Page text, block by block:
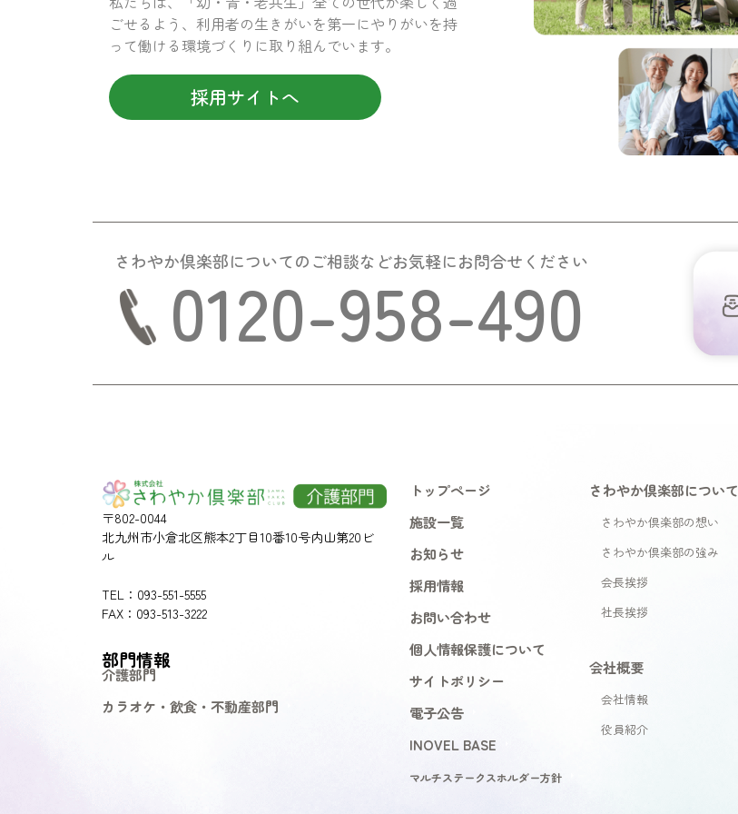
ごせるよう、利用者の生きがいを第一にやりがいを持
って働ける環境づくりに取り組んでいます。
採用サイトへ
さわやか倶楽部についてのご相談などお気軽にお問合せください
0120-958-490
〒802-0044
北九州市小倉北区熊本2丁目10番10号内山第20ビ
ル
TEL：093-551-5555
FAX：093-513-3222
部門情報
介護部門
カラオケ・飲食・不動産部門
トップページ
施設一覧
お知らせ
採用情報
お問い合わせ
個人情報保護について
サイトポリシー
電子公告
INOVEL BASE
マルチステークスホルダー方針
さわやか倶楽部について
さわやか倶楽部の想い
さわやか倶楽部の強み
会長挨拶
社長挨拶
会社概要
会社情報
役員紹介